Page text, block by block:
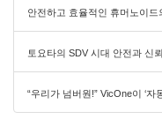
안전하고 효율적인 휴머노이
토요타의 SDV 시대 안전과 신
“우리가 넘버원!” VicOne이 ‘